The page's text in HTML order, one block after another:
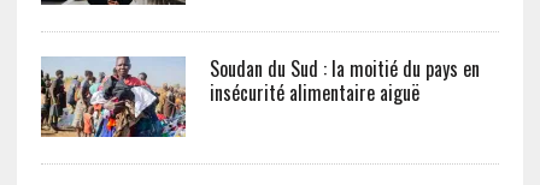
Soudan du Sud : la moitié du pays en
insécurité alimentaire aiguë